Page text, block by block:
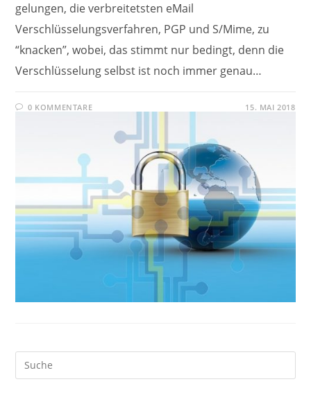
gelungen, die verbreitetsten eMail
Verschlüsselungsverfahren, PGP und S/Mime, zu
“knacken”, wobei, das stimmt nur bedingt, denn die
Verschlüsselung selbst ist noch immer genau…
0 KOMMENTARE 15. MAI 2018